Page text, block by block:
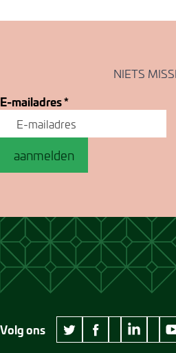
NIETS
E-mailadres*
aanmelden
Volg ons
twitter Museum Jan
facebook
wikipedia
linkedin